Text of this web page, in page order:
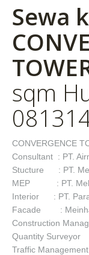
Sewa
sqm
CONVERGENCE
Consultant : PT.
Stucture : PT.
MEP : PT.
Interior : PT.
Facade :
Construction
Quantity
Traffic